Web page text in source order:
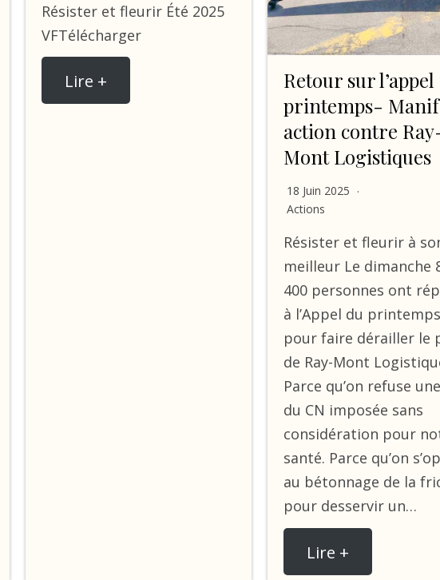
Résister et fleurir Été 2025
VFTélécharger
Lire +
Retour sur
printemps- Manif
action contre
Mont Logistiques
18 Juin 2025
Actions
Résister et fleurir à
meilleur Le dimanche
400 personnes ont
à l’Appel du
pour faire dérailler le
de Ray-Mont
Parce qu’on refuse
du CN imposée sans
considération pour
santé. Parce qu’on
au bétonnage de la
pour desservir un…
Lire +